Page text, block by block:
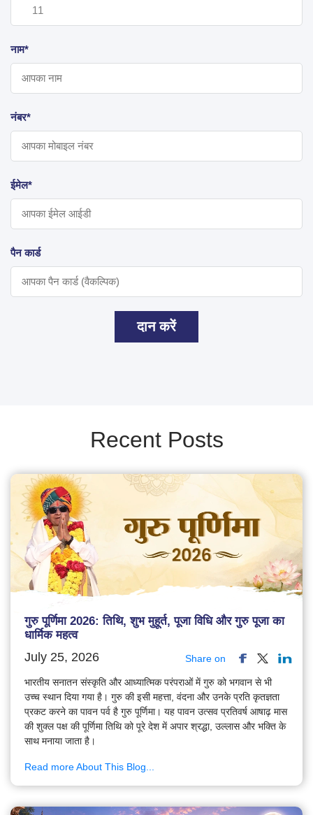
नाम*
नंबर*
ईमेल*
पैन कार्ड
दान करें
Recent Posts
गुरु पूर्णिमा 2026: तिथि, शुभ मुहूर्त, पूजा विधि और गुरु पूजा का
धार्मिक महत्व
July 25, 2026 Share on
भारतीय सनातन संस्कृति और आध्यात्मिक परंपराओं में गुरु को भगवान से भी
उच्च स्थान दिया गया है। गुरु की इसी महत्ता, वंदना और उनके प्रति कृतज्ञता
प्रकट करने का पावन पर्व है गुरु पूर्णिमा। यह पावन उत्सव प्रतिवर्ष आषाढ़ मास
की शुक्ल पक्ष की पूर्णिमा तिथि को पूरे देश में अपार श्रद्धा, उल्लास और भक्ति के
साथ मनाया जाता है।
Read more About This Blog...